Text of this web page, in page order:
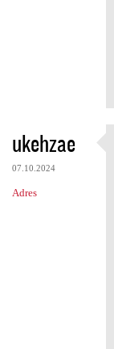
ukehzae
07.10.2024
Adres